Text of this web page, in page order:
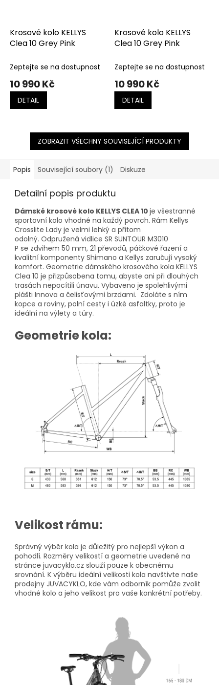
Krosové kolo KELLYS
Clea 10 Grey Pink
Zeptejte se na dostupnost
10 990 Kč
DETAIL
Krosové kolo KELLYS
Clea 10 Grey Pink
Zeptejte se na dostupnost
10 990 Kč
DETAIL
ZOBRAZIT VŠECHNY SOUVISEJÍCÍ PRODUKTY
Popis Související soubory (1) Diskuze
Detailní popis produktu
Dámské krosové kolo KELLYS CLEA 10 je všestranné
sportovní kolo vhodné na každý povrch. Rám Kellys
Crosslite Lady je velmi lehký a přitom
odolný. Odpružená vidlice SR SUNTOUR M3010
P se zdvihem 50 mm, 21 převodů, páčkové řazení a
kvalitní komponenty Shimano a Kellys zaručují vysoký
komfort. Geometrie dámského krosového kola KELLYS
Clea 10 je přizpůsobena tomu, abyste ani při dlouhých
trasách nepocítili únavu. Vybaveno je spolehlivými
plášti Innova a čelisťovými brzdami. Zdoláte s ním
kopce a roviny, polní cesty i úzké asfaltky, proto je
ideální na výlety a túry.
Geometrie kola:
Velikost rámu:
Správný výběr kola je důležitý pro nejlepší výkon a
pohodlí. Rozměry velikostí a geometrie uvedené na
stránce juvacyklo.cz slouží pouze k obecnému
srovnání. K výběru ideální velikosti kola navštivte naše
prodejny JUVACYKLO, kde vám odborník pomůže zvolit
vhodné kolo a jeho velikost pro vaše konkrétní potřeby.